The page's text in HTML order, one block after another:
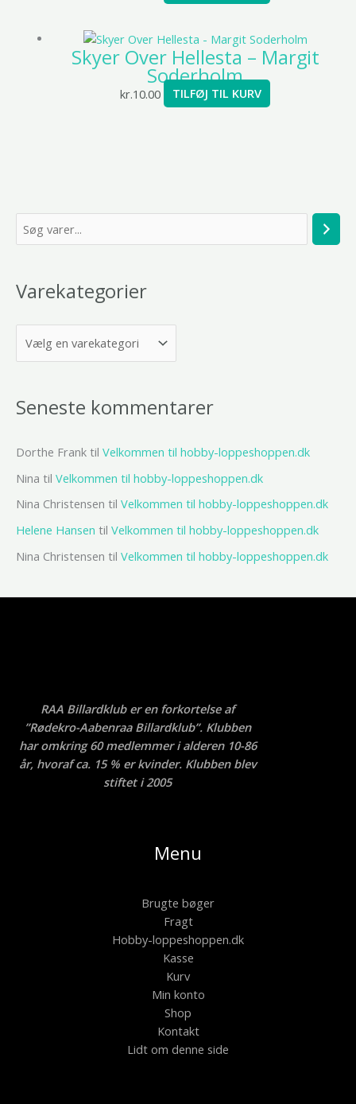
ø
Varekategorier
Seneste kommentarer
Dorthe Frank til Velkommen til hobby-loppeshoppen.dk
Nina til Velkommen til hobby-loppeshoppen.dk
Nina Christensen til Velkommen til hobby-loppeshoppen.dk
Helene Hansen til Velkommen til hobby-loppeshoppen.dk
Nina Christensen til Velkommen til hobby-loppeshoppen.dk
Skyer Over Hellesta – Margit
Soderholm
kr.10.00 TILFØJ TIL KURV
RAA Billardklub er en forkortelse af
”Rødekro-Aabenraa Billardklub”. Klubben
har omkring 60 medlemmer i alderen 10-86
år, hvoraf ca. 15 % er kvinder. Klubben blev
stiftet i 2005
Menu
Brugte bøger
Fragt
Hobby-loppeshoppen.dk
Kasse
Kurv
Min konto
Shop
Kontakt
Lidt om denne side